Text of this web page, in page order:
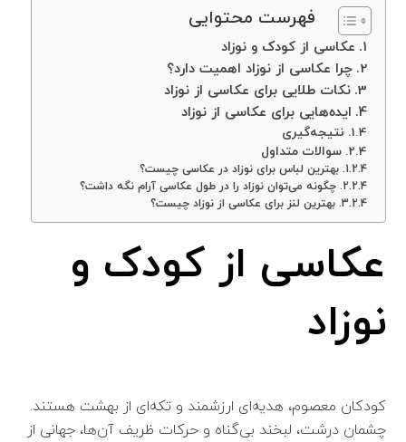
فهرست محتوایی
عکاسی از کودک و نوزاد
چرا عکاسی از نوزاد اهمیت دارد؟
نکات طلایی برای عکاسی از نوزاد
ایده‌هایی برای عکاسی از نوزاد
نتیجه‌گیری
سوالات متداول
بهترین لباس برای نوزاد در عکاسی چیست؟
چگونه می‌توان نوزاد را در طول عکاسی آرام نگه داشت؟
بهترین لنز برای عکاسی از نوزاد چیست؟
عکاسی از کودک و
نوزاد
کودکان معصوم، هدیه‌ای ارزشمند و تکه‌ای از بهشت هستند.
چشمان درشت، لبخند بی‌گناه و حرکات ظریف آن‌ها، جهانی از